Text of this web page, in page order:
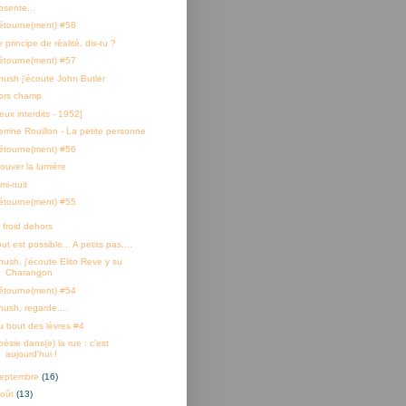
#58
principe de réalité, dis-tu ?
#57
j'écoute John Butler
champ
interdits - 1952]
Rouillon - La petite personne
#56
la lumière
nuit
#55
froid dehors
est possible... A petits pas....
j'écoute Elito Reve y su
Charangon
#54
regarde....
bout des lèvres #4
dans(e) la rue : c'est
aujourd'hui !
(16)
(13)